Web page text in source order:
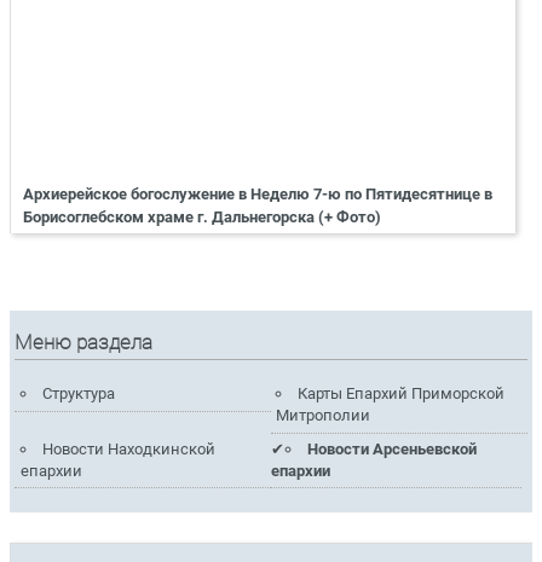
Архиерейское богослужение в Неделю 7-ю по Пятидесятнице в
Борисоглебском храме г. Дальнегорска (+ Фото)
Меню раздела
Структура
Карты Епархий Приморской
Митрополии
Новости Находкинской
епархии
Новости Арсеньевской
епархии